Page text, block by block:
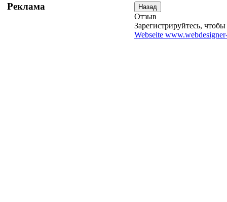
Реклама
Отзыв
Зарегистрируйтесь, чтобы
Webseite